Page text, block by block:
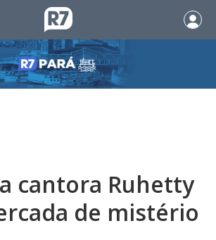
cantora Ruhetty
de mistério